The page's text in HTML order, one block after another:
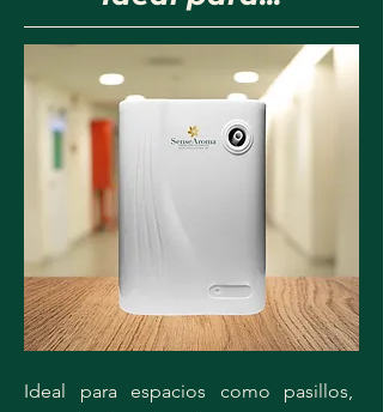
Ideal para espacios como pasillos,